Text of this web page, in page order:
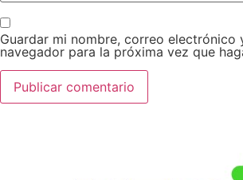
Guardar mi nombre, correo electrónico
navegador para la próxima vez que